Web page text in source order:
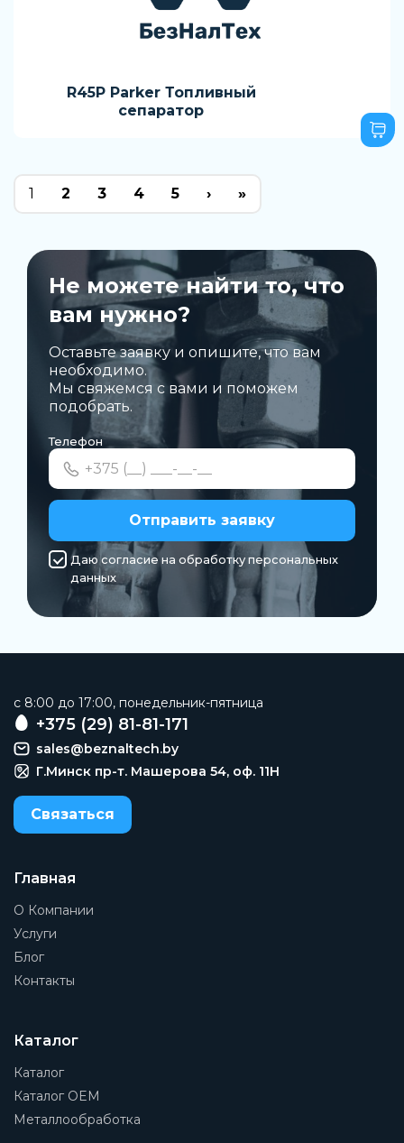
R45P Parker Топливный
сепаратор
1 2 3 4 5 › »
Не можете найти то, что
вам нужно?
Оставьте заявку и опишите, что вам
необходимо.
Мы свяжемся с вами и поможем
подобрать.
Телефон
Отправить заявку
Даю согласие на обработку персональных
данных
c 8:00 до 17:00, понедельник-пятница
+375 (29) 81-81-171
sales@beznaltech.by
Г.Минск пр-т. Машерова 54, оф. 11H
Связаться
Главная
О Компании
Услуги
Блог
Контакты
Каталог
Каталог
Каталог OEM
Металлообработка